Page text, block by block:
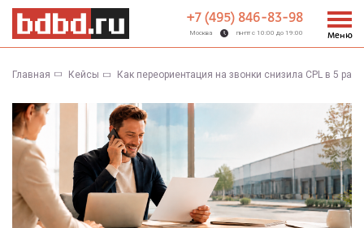
+7 (495) 846-83-98
Москва пн-пт с 10:00 до 19:00 Меню
Главная Кейсы Как переориентация на звонки снизила CPL в 5 раз